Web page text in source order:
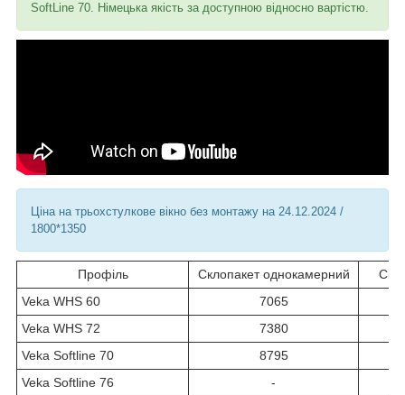
SoftLine 70. Німецька якість за доступною відносно вартістю.
Ціна на трьохстулкове вікно без монтажу на 24.12.2024 /
1800*1350
Профіль Склопакет однокамерний
Veka WHS 60
7065
Veka WHS 72
7380
Veka Softline 70
8795
Veka Softline 76
-